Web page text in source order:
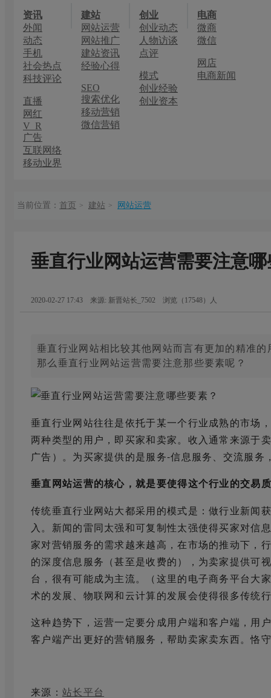
资讯
外闻
动态
手机
社会热点
科技评论
直播
网红
V R
广告
互联网络
移动业界
建站
网站运营
网站推广
建站资讯
经验心得
SEO
搜索优化
移动营销
微信营销
创业
创业动态
人物访谈
点评
模式
创业经验
创业资本
电商
微商
微信
网店
电商新闻
当前位置： 首页 > 建站 > 网站运营
垂直行业网站运营需要注意
2020-02-27 17:43 来源: 新晋站长_7502 浏览（ 17548）人
垂直行业网站相比较其他网站而言有更加的精准
那么垂直行业网站运营需要注意那些要素呢？
垂直行业网站往往是依托于某一个行业成熟的市场
两种类型的用户，即买家和卖家。收入通常来源于
广告）。为买家提供的是服务-信息服务、交流服务
垂直网站运营的核心，就是要使得这个行业的交易
传统垂直行业网站大都采用的模式是：做行业新闻
入。新闻的雷同太强和可复制性太强使得买家对信
家对营销服务的需求越来越高，在市场的推动下，
的深度信息服务（甚至是收费的），为卖家提供可
台，很有可能成为主流。（这里的电子商务平台大
术的发展、物联网和云计算的发展会使得很多传统
这种趋势下，运营一定要分成用户端和客户端，用
客户端产出更好的营销服务，帮助卖家卖东西。恪
来源： 站长平台